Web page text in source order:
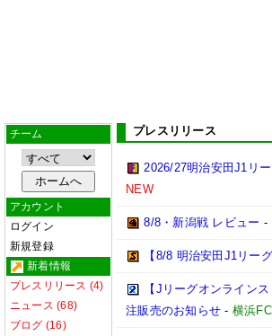
チーム
アカウント
ログイン
新規登録
新着情報
プレスリリース (4)
ニュース (68)
ブログ (16)
プレスリリース
2026/27明治安田J1リ
NEW
8/8・新潟戦 レビュー -
【8/8 明治安田J1リー
【Jリーグオンライン
注販売のお知らせ - 横浜FC